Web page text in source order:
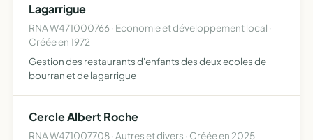
Lagarrigue
RNA W471000766 · Economie et développement local ·
Créée en 1972
Gestion des restaurants d'enfants des deux ecoles de
bourran et de lagarrigue
Cercle Albert Roche
RNA W471007708 · Autres et divers · Créée en 2025